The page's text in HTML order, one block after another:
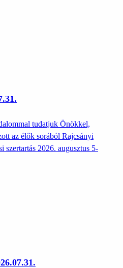
tudatjuk Önökkel,
az élők sorából Rajcsányi
szertartás 2026. augusztus 5-